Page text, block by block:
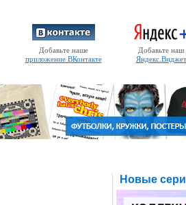
Добавьте наше
приложение ВКонтакте
Добавьте наш
Яндекс.Виджет
Новые